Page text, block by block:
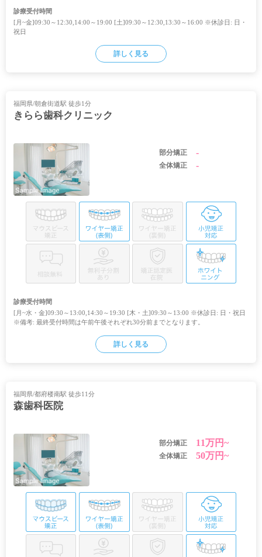
診療受付時間
[月~金]09:30～12:30,14:00～19:00 [土]09:30～12:30,13:30～16:00 ※休診日: 日・
祝日
詳しく見る
福岡県/朝倉街道駅 徒歩1分
きらら歯科クリニック
部分矯正 -
全体矯正 -
診療受付時間
[月~水・金]09:30～13:00,14:30～19:30 [木・土]09:30～13:00 ※休診日: 日・祝日
※備考: 最終受付時間は午前午後それぞれ30分前までとなります。
詳しく見る
福岡県/都府楼南駅 徒歩11分
森歯科医院
部分矯正 11万円~
全体矯正 50万円~